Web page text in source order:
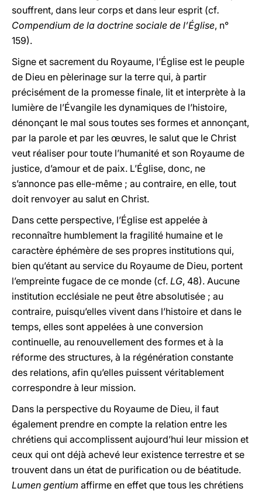
souffrent, dans leur corps et dans leur esprit (cf.
Compendium de la doctrine sociale de l’Église, n°
159).
Signe et sacrement du Royaume, l’Église est le peuple
de Dieu en pèlerinage sur la terre qui, à partir
précisément de la promesse finale, lit et interprète à la
lumière de l’Évangile les dynamiques de l’histoire,
dénonçant le mal sous toutes ses formes et annonçant,
par la parole et par les œuvres, le salut que le Christ
veut réaliser pour toute l’humanité et son Royaume de
justice, d’amour et de paix. L’Église, donc, ne
s’annonce pas elle-même ; au contraire, en elle, tout
doit renvoyer au salut en Christ.
Dans cette perspective, l’Église est appelée à
reconnaître humblement la fragilité humaine et le
caractère éphémère de ses propres institutions qui,
bien qu’étant au service du Royaume de Dieu, portent
l’empreinte fugace de ce monde (cf. LG, 48). Aucune
institution ecclésiale ne peut être absolutisée ; au
contraire, puisqu’elles vivent dans l’histoire et dans le
temps, elles sont appelées à une conversion
continuelle, au renouvellement des formes et à la
réforme des structures, à la régénération constante
des relations, afin qu’elles puissent véritablement
correspondre à leur mission.
Dans la perspective du Royaume de Dieu, il faut
également prendre en compte la relation entre les
chrétiens qui accomplissent aujourd’hui leur mission et
ceux qui ont déjà achevé leur existence terrestre et se
trouvent dans un état de purification ou de béatitude.
Lumen gentium affirme en effet que tous les chrétiens